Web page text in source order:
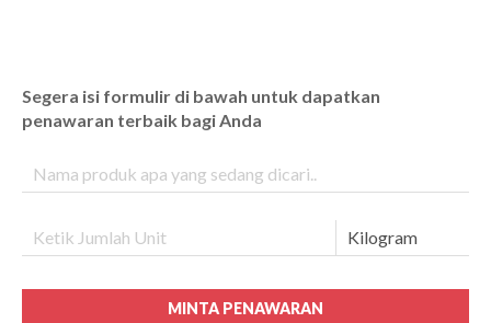
Segera isi formulir di bawah untuk dapatkan
penawaran terbaik bagi Anda
MINTA PENAWARAN